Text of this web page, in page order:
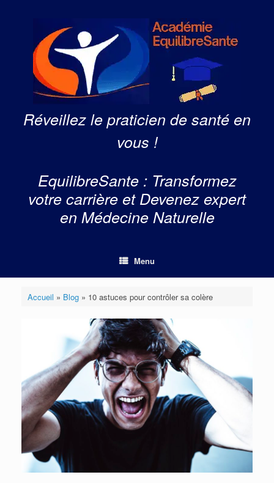
Réveillez le praticien de santé en
vous !
EquilibreSante : Transformez
votre carrière et Devenez expert
en Médecine Naturelle
Menu
Accueil » Blog» 10 astuces pour contrôler sa colère